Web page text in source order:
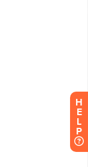
H
E
L
P